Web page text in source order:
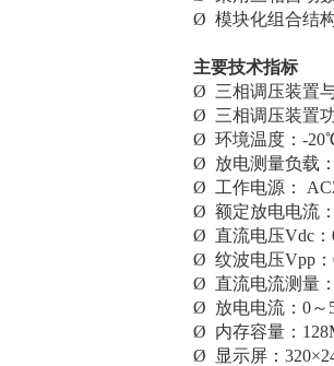
Ø 模块化组合结
主要技术指标
Ø 三相调压装置
Ø 三相调压装置
Ø 环境温度：-
Ø 放电测量负载
Ø 工作电源：
Ø 额定放电电流
Ø 直流电压Vdc：
Ø 纹波电压Vpp
Ø 直流电流测量
Ø 放电电流：0～
Ø 内存容量：
Ø 显示屏：